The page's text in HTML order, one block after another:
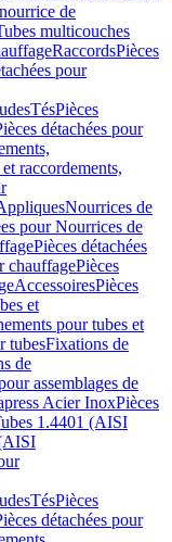
de
multicouches
RaccordsPièces
pour
TésPièces
détachées pour
raccordements,
Nourrices de
pour Nourrices de
Pièces détachées
chauffagePièces
AccessoiresPièces
et
pour tubes et
tubesFixations de
de
assemblages de
Acier InoxPièces
1.4401 (AISI
TésPièces
détachées pour